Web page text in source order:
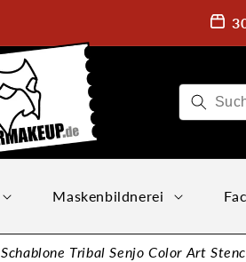
Maskenbildnerei
Schablone Tribal Senjo Color Art